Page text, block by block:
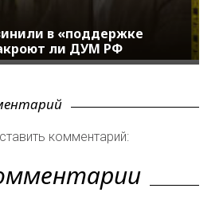
в «поддержке
ли ДУМ РФ
комментарий: